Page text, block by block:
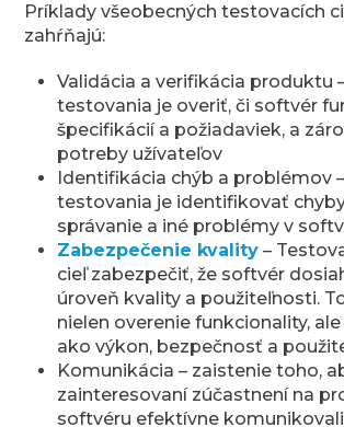
Príklady všeobecných testovacích
zahŕňajú:
Validácia a verifikácia produktu
testovania je overiť, či softvér
špecifikácií a požiadaviek, a
potreby užívateľov
Identifikácia chýb a problémov
testovania je identifikovať
správanie a iné problémy v
Zabezpečenie kvality –
cieľ zabezpečiť, že softvér
úroveň kvality a použiteľnosti.
nielen overenie funkcionality,
ako výkon, bezpečnosť a
Komunikácia – zaistenie toho,
zainteresovaní zúčastnení na
softvéru efektívne